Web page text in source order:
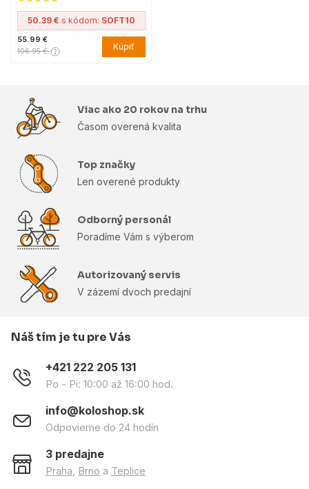
50.39 € s kódom: SOFT10
55.99 €
106.95 € Kúpiť
Viac ako 20 rokov na trhu
Časom overená kvalita
Top značky
Len overené produkty
Odborný personál
Poradíme Vám s výberom
Autorizovaný servis
V zázemí dvoch predajní
Náš tím je tu pre Vás
+421 222 205 131
Po - Pi: 10:00 až 16:00 hod.
info@koloshop.sk
Odpovieme do 24 hodín
3 predajne
Praha, Brno a Teplice